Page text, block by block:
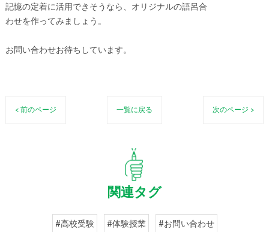
記憶の定着に活用できそうなら、オリジナルの語呂合
わせを作ってみましょう。
お問い合わせお待ちしています。
< 前のページ 一覧に戻る 次のページ >
関連タグ
#高校受験 #体験授業 #お問い合わせ